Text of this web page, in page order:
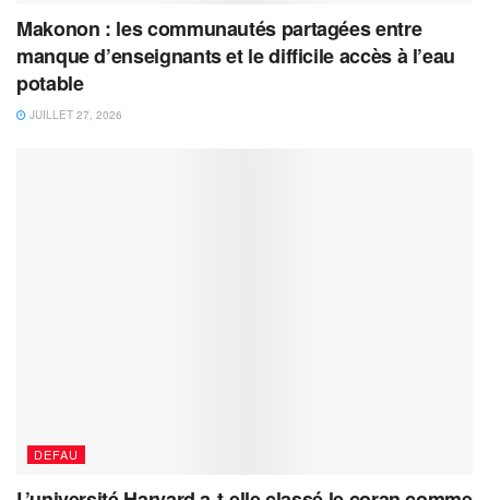
Makonon : les communautés partagées entre
manque d’enseignants et le difficile accès à l’eau
potable
JUILLET 27, 2026
DEFAU